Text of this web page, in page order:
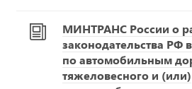
МИНТРАНС России о
законодательства РФ
по автомобильным
тяжеловесного и (или)